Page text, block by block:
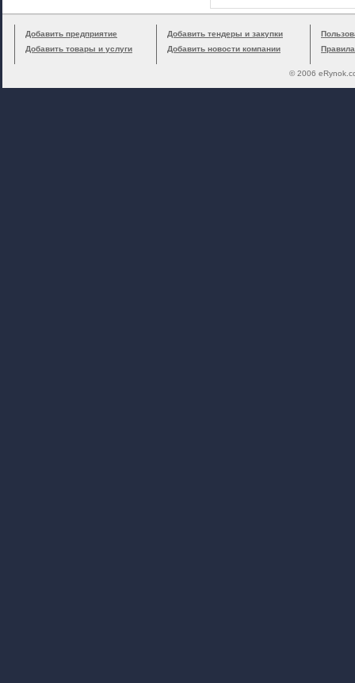
Добавить предприятие
Добавить товары и услуги
Добавить тендеры и закупки
Добавить новости компании
© 2006